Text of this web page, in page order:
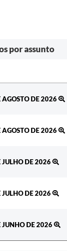
por assunto
DE 2026
DE 2026
DE 2026
DE 2026
JUNHO DE 2026